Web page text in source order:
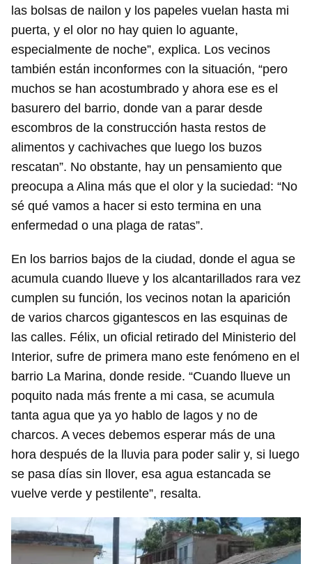
las bolsas de nailon y los papeles vuelan hasta mi
puerta, y el olor no hay quien lo aguante,
especialmente de noche”, explica. Los vecinos
también están inconformes con la situación, “pero
muchos se han acostumbrado y ahora ese es el
basurero del barrio, donde van a parar desde
escombros de la construcción hasta restos de
alimentos y cachivaches que luego los buzos
rescatan”. No obstante, hay un pensamiento que
preocupa a Alina más que el olor y la suciedad: “No
sé qué vamos a hacer si esto termina en una
enfermedad o una plaga de ratas”.
En los barrios bajos de la ciudad, donde el agua se
acumula cuando llueve y los alcantarillados rara vez
cumplen su función, los vecinos notan la aparición
de varios charcos gigantescos en las esquinas de
las calles. Félix, un oficial retirado del Ministerio del
Interior, sufre de primera mano este fenómeno en el
barrio La Marina, donde reside. “Cuando llueve un
poquito nada más frente a mi casa, se acumula
tanta agua que ya yo hablo de lagos y no de
charcos. A veces debemos esperar más de una
hora después de la lluvia para poder salir y, si luego
se pasa días sin llover, esa agua estancada se
vuelve verde y pestilente”, resalta.